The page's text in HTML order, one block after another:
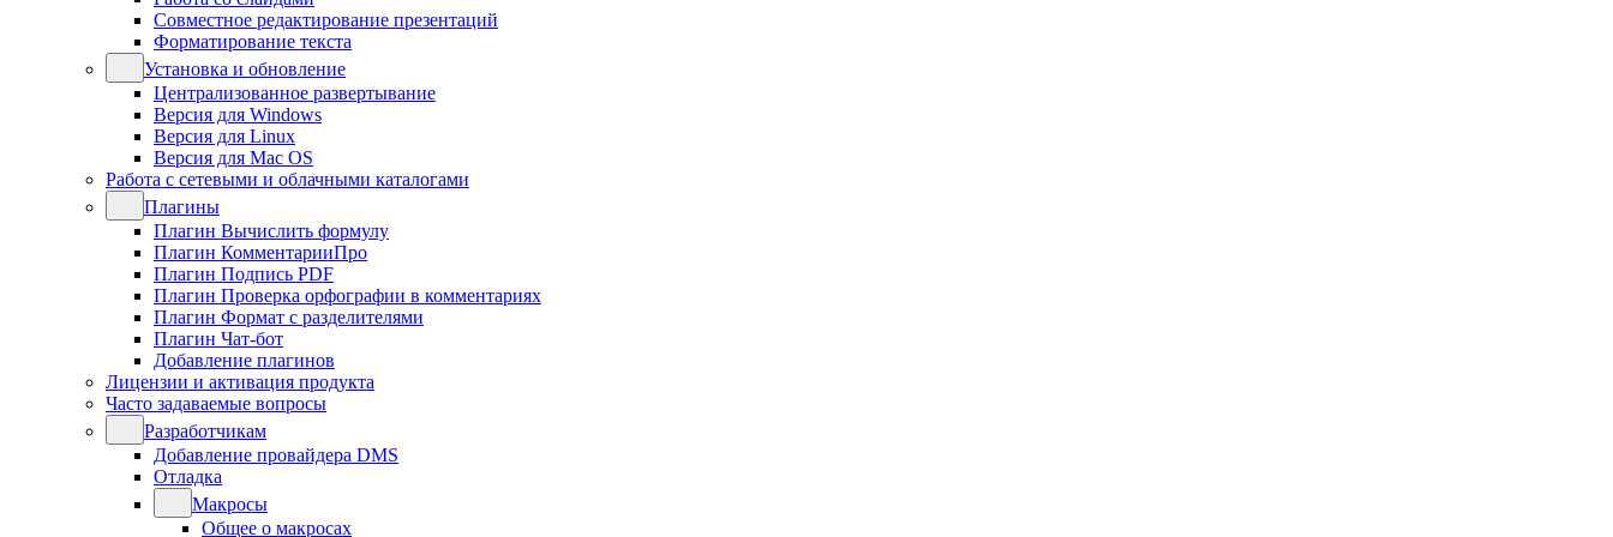
Совместное редактирование презентаций
Форматирование текста
Установка и обновление
Централизованное развертывание
Версия для Windows
Версия для Linux
Версия для Mac OS
Работа с сетевыми и облачными каталогами
Плагины
Плагин Вычислить формулу
Плагин КомментарииПро
Плагин Подпись PDF
Плагин Проверка орфографии в комментариях
Плагин Формат с разделителями
Плагин Чат-бот
Добавление плагинов
Лицензии и активация продукта
Часто задаваемые вопросы
Разработчикам
Добавление провайдера DMS
Отладка
Макросы
Общее о макросах